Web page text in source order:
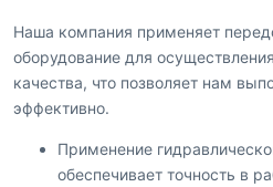
Наша компания применяет
оборудование для
качества, что позволяет нам
эффективно.
Применение
обеспечивает точность в